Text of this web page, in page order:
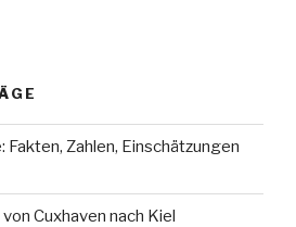
Zahlen, Einschätzungen
Cuxhaven nach Kiel